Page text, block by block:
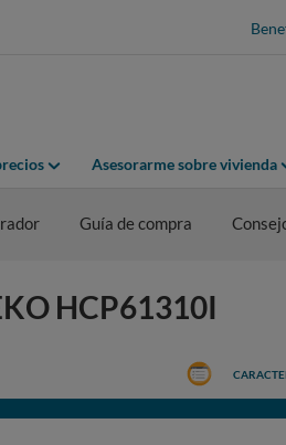
Asesorarme sobre vivienda
Guía de compra
HCP61310I